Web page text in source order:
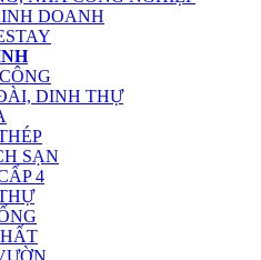
DOANH
DINH THỰ
SẠN
4